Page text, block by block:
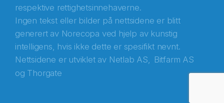
respektive rettighetsinnehaverne.
Ingen tekst eller bilder på nettsidene er blitt
generert av Norecopa ved hjelp av kunstig
intelligens, hvis ikke dette er spesifikt nevnt.
Nettsidene er utviklet av Netlab AS, Bitfarm AS
og Thorgate
E-post*
Recaptcha